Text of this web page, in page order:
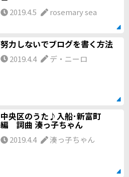
2019.4.5 rosemary sea
努力しないでブログを書く方法
2019.4.4 デ・ニーロ
中央区のうた♪入船･新富町
編 詞曲 湊っ子ちゃん
2019.4.4 湊っ子ちゃん